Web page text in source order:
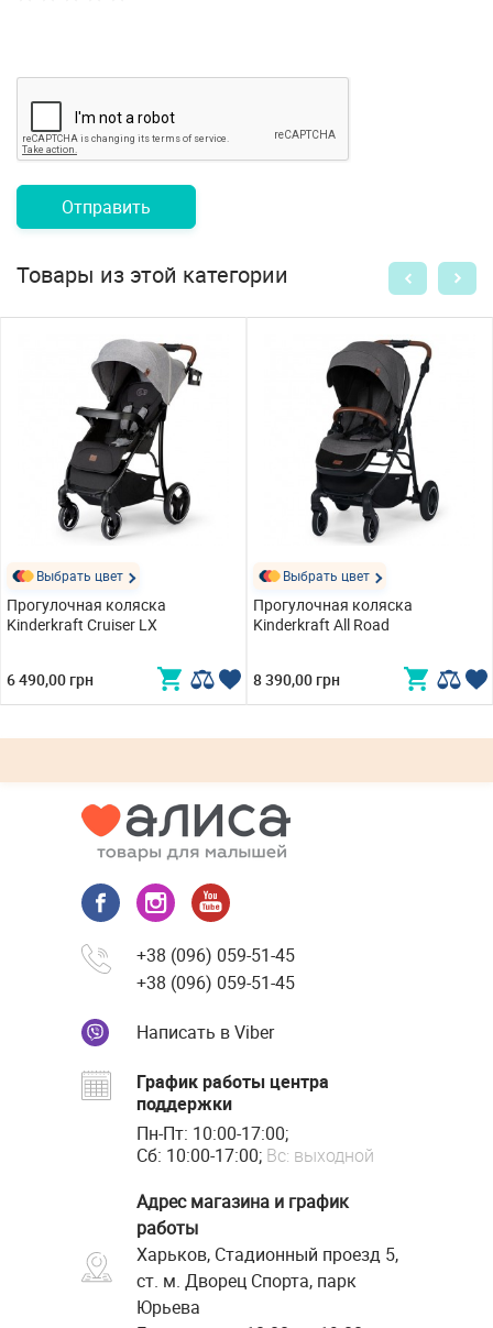
Отправить
Товары из этой категории
Выбрать цвет
Прогулочная коляска
Kinderkraft Cruiser LX
6 490,00 грн
Выбрать цвет
Прогулочная коляска
Kinderkraft All Road
8 390,00 грн
+38 (096) 059-51-45
+38 (096) 059-51-45
Написать в Viber
График работы центра
поддержки
Пн-Пт: 10:00-17:00;
Сб: 10:00-17:00; Вс: выходной
Адрес магазина и график
работы
Харьков, Стадионный проезд 5,
ст. м. Дворец Спорта, парк
Юрьева